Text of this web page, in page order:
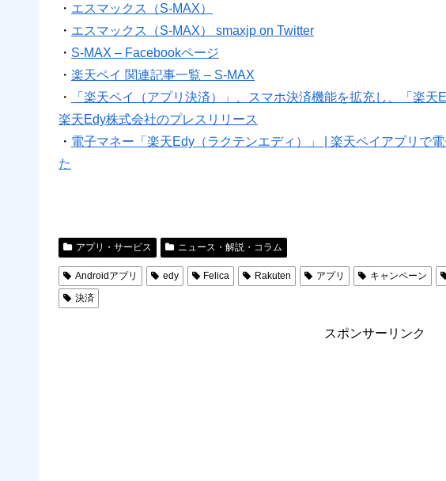
・ エスマックス（S-MAX）
・ エスマックス（S-MAX） smaxjp on Twitter
・ S-MAX – Facebookページ
・ 楽天ペイ 関連記事一覧 – S-MAX
・
「楽天ペイ（アプリ決済）」、スマホ決済機能を拡充し、「楽天
楽天Edy株式会社のプレスリリース
・ 電子マネー「楽天Edy（ラクテンエディ）」 | 楽天ペイアプリで
た
アプリ・サービス ニュース・解説・コラム
Androidアプリ edy Felica Rakuten アプリ キャンペーン
決済
スポンサーリンク